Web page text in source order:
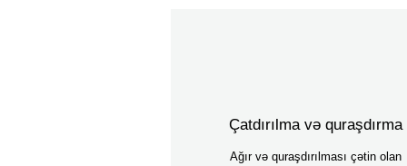
Çatdırılma və quraşdırma
Ağır və quraşdırılması çətin olan